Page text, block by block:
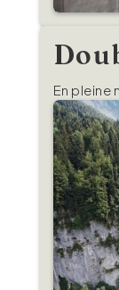
En pleine